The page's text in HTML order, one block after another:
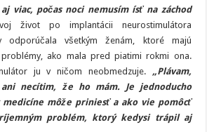
viac, počas noci nemusím ísť na záchod
život po implantácii neurostimulátora
odporúčala všetkým ženám, ktoré majú
ako mala pred piatimi rokmi ona.
ju v ničom neobmedzuje. „Plávam,
necítim, že ho mám. Je jednoducho
medicíne môže priniesť a ako vie pomôcť
problém, ktorý kedysi trápil aj